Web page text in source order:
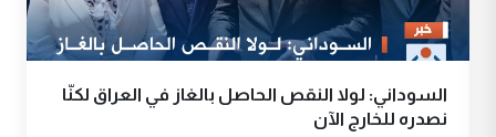
السوداني: لولا النقص الحاصل بالغاز في العراق لكنّا
نصدره للخارج الآن